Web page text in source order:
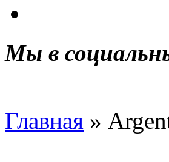
Мы в
Главная »